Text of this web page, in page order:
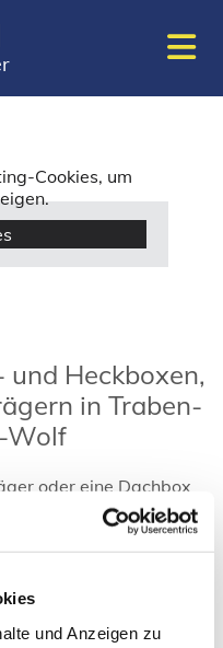
und Anzeigen zu
Cookies, um
und Heckboxen,
in Traben-
Wolf
oder eine Dachbox